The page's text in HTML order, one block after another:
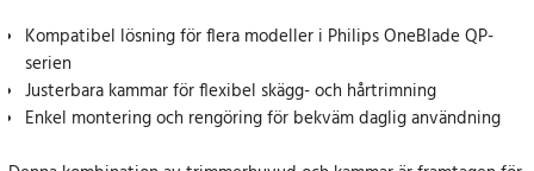
Kompatibel lösning för flera modeller i Philips OneBlade QP-
serien
Justerbara kammar för flexibel skägg- och hårtrimning
Enkel montering och rengöring för bekväm daglig användning